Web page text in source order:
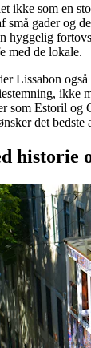
ikke som en
små gader og
hyggelig
med de lokale.
Lissabon også
ikke
som Estoril og
det bedste
historie